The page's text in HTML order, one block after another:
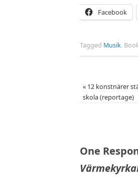
Facebook
Tagged Musik.
«12 konstnärer
skola (reportage)
One